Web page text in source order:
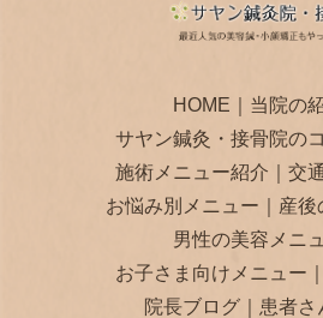
HOME 当院の
サヤン鍼灸・接骨院の
施術メニュー紹介
交
お悩み別メニュー
産後
男性の美容メニ
お子さま向けメニュー
院長ブログ
患者さ